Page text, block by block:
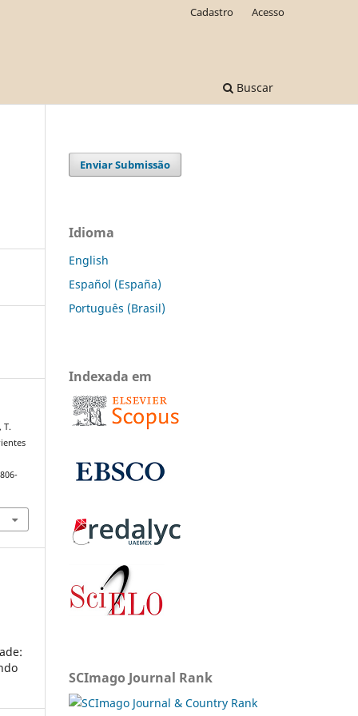
Buscar
Cadastro Acesso
T.
Enviar Submissão
Idioma
English
Español (España)
Português (Brasil)
Indexada em
SCImago Journal Rank